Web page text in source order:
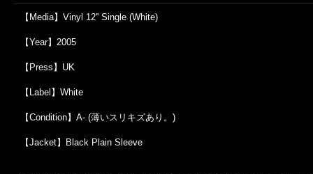
【Media】Vinyl 12'' Single (White)
【Year】2005
【Press】UK
【Label】White
【Condition】A- (薄いスリキズあり。)
【Jacket】Black Plain Sleeve